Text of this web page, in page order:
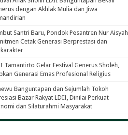
dengan Akhlak Mulia dan Jiwa
Santri Baru, Pondok Pesantren Nur Aisyah
Cetak Generasi Berprestasi dan
Tamantirto Gelar Festival Generus Sholeh,
Generasi Emas Profesional Religius
Banguntapan dan Sejumlah Tokoh
Bazar Rakyat LDII, Dinilai Perkuat
dan Silaturahmi Masyarakat